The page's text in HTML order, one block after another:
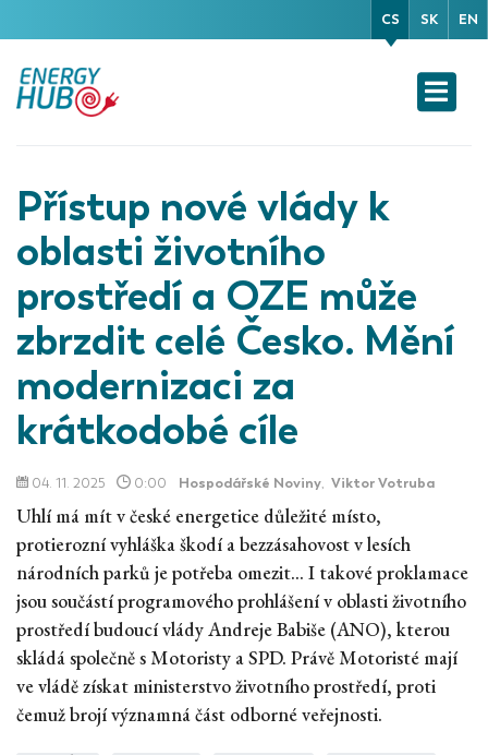
CS SK EN
Přístup nové vlády k
oblasti životního
prostředí a OZE může
zbrzdit celé Česko. Mění
modernizaci za
krátkodobé cíle
04. 11. 2025 0:00 Hospodářské Noviny Viktor Votruba
Uhlí má mít v české energetice důležité místo,
protierozní vyhláška škodí a bezzásahovost v lesích
národních parků je potřeba omezit... I takové proklamace
jsou součástí programového prohlášení v oblasti životního
prostředí budoucí vlády Andreje Babiše (ANO), kterou
skládá společně s Motoristy a SPD. Právě Motoristé mají
ve vládě získat ministerstvo životního prostředí, proti
čemuž brojí významná část odborné veřejnosti.